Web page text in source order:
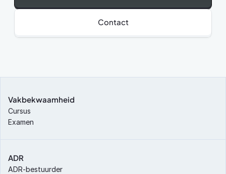
Contact
Vakbekwaamheid
Cursus
Examen
ADR
ADR-bestuurder